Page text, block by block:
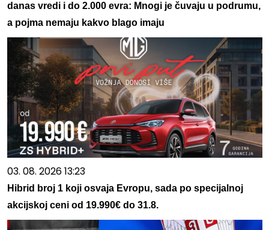
danas vredi i do 2.000 evra: Mnogi je čuvaju u podrumu,
a pojma nemaju kakvo blago imaju
03. 08. 2026 13:23
Hibrid broj 1 koji osvaja Evropu, sada po specijalnoj
akcijskoj ceni od 19.990€ do 31.8.